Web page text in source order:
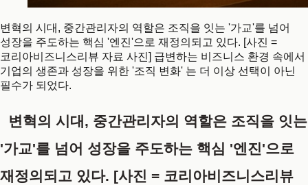
변혁의 시대, 중간관리자의 역할은 조직을 잇는 '가교'를 넘어
성장을 주도하는 핵심 '엔진'으로 재정의되고 있다. [사진 =
코리아비즈니스리뷰 자료 사진] 급변하는 비즈니스 환경 속에서
기업의 생존과 성장을 위한 '조직 변화' 는 더 이상 선택이 아닌
필수가 되었다.
변혁의 시대, 중간관리자의 역할은 조직을 잇는
'가교'를 넘어 성장을 주도하는 핵심 '엔진'으로
재정의되고 있다. [사진 = 코리아비즈니스리뷰